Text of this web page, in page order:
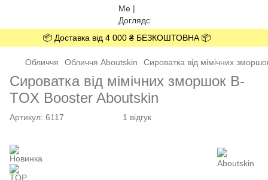
📦 Доставка від 4 000 ₴ БЕЗКОШТОВНА 📦
Обличчя Обличчя Aboutskin Сироватка від мімічних
Сироватка від мімічних зморшок B-
TOX Booster Aboutskin
Артикул: 6117 1 відгук